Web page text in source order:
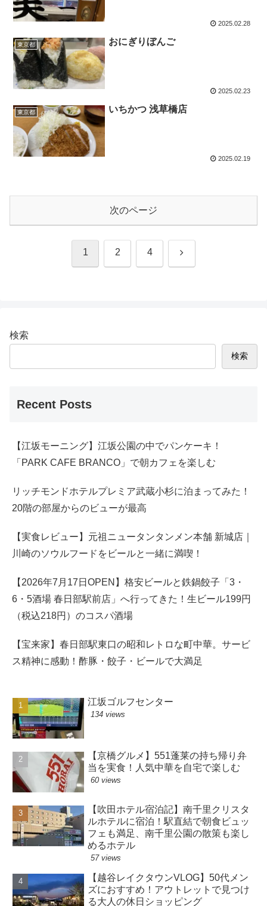
2025.02.28
東京都 おにぎりぼんご
2025.02.23
東京都 いちかつ 浅草橋店
2025.02.19
次のページ
1 2 4 次
検索
検索
Recent Posts
【江坂モーニング】江坂公園の中でパンケーキ！
「PARK CAFE BRANCO」で朝カフェを楽しむ
リッチモンドホテルプレミア武蔵小杉に泊まってみた！
20階の部屋からのビューが最高
【実食レビュー】元祖ニュータンタンメン本舗 新城店｜
川崎のソウルフードをビールと一緒に満喫！
【2026年7月17日OPEN】格安ビールと鉄鍋餃子「3・
6・5酒場 春日部駅前店」へ行ってきた！生ビール199円
（税込218円）のコスパ酒場
【宝来家】春日部駅東口の昭和レトロな町中華。サービ
ス精神に感動！酢豚・餃子・ビールで大満足
江坂ゴルフセンター
134 views
【京橋グルメ】551蓬莱の持ち帰り弁
当を実食！人気中華を自宅で楽しむ
60 views
【吹田ホテル宿泊記】南千里クリスタ
ルホテルに宿泊！駅直結で朝食ビュッ
フェも満足、南千里公園の散策も楽し
めるホテル
57 views
【越谷レイクタウンVLOG】50代メン
ズにおすすめ！アウトレットで見つけ
る大人の休日ショッピング